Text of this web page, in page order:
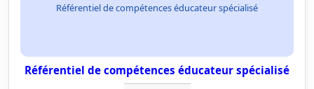
Référentiel de compétences éducateur spécialisé
Référentiel de compétences éducateur spécialisé